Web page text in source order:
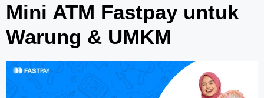
Mini ATM Fastpay untuk
Warung & UMKM